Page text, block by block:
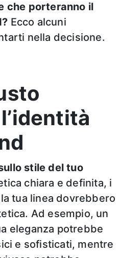
che porteranno il
Ecco alcuni
nella decisione.
stile del tuo
chiara e definita, i
tua linea dovrebbero
Ad esempio, un
eleganza potrebbe
e sofisticati, mentre